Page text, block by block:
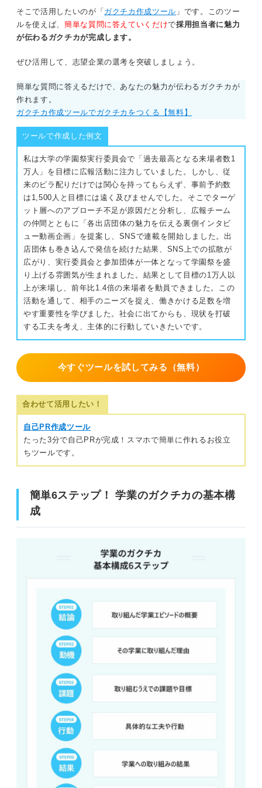
そこで活用したいのが「 ガクチカ作成ツール 」です。このツー
ルを使えば、 簡単な質問に答えていくだけで採用担当者に魅力
が伝わるガクチカが完成します。
ぜひ活用して、志望企業の選考を突破しましょう。
簡単な質問に答えるだけで、あなたの魅力が伝わるガクチカが
作れます。
ガクチカ作成ツールでガクチカをつくる【無料】
ツールで作成した例文
私は大学の学園祭実行委員会で「過去最高となる来場者数1
万人」を目標に広報活動に注力していました。しかし、従
来のビラ配りだけでは関心を持ってもらえず、事前予約数
は1,500人と目標には遠く及びませんでした。そこでターゲ
ット層へのアプローチ不足が原因だと分析し、広報チーム
の仲間とともに「各出店団体の魅力を伝える裏側インタビ
ュー動画企画」を提案し、SNSで連載を開始しました。出
店団体も巻き込んで発信を続けた結果、SNS上での拡散が
広がり、実行委員会と参加団体が一体となって学園祭を盛
り上げる雰囲気が生まれました。結果として目標の1万人以
上が来場し、前年比1.4倍の来場者を動員できました。この
活動を通して、相手のニーズを捉え、働きかける足数を増
やす重要性を学びました。社会に出てからも、現状を打破
する工夫を考え、主体的に行動していきたいです。
今すぐツールを試してみる（無料）
合わせて活用したい！
自己PR作成ツール
たった3分で自己PRが完成！スマホで簡単に作れるお役立
ちツールです。
簡単6ステップ！ 学業のガクチカの基本構
成